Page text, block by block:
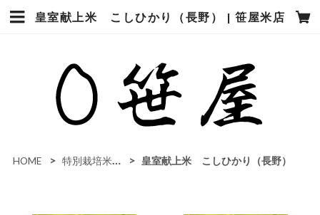
皇室献上米 こしひかり（長野） | 笹屋米店
HOME 特別栽培米（化学肥料ゼロ・農薬7割カット） 皇室献上米 こしひかり（長野）